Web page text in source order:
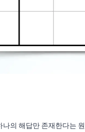
나의 해답만 존재한다는